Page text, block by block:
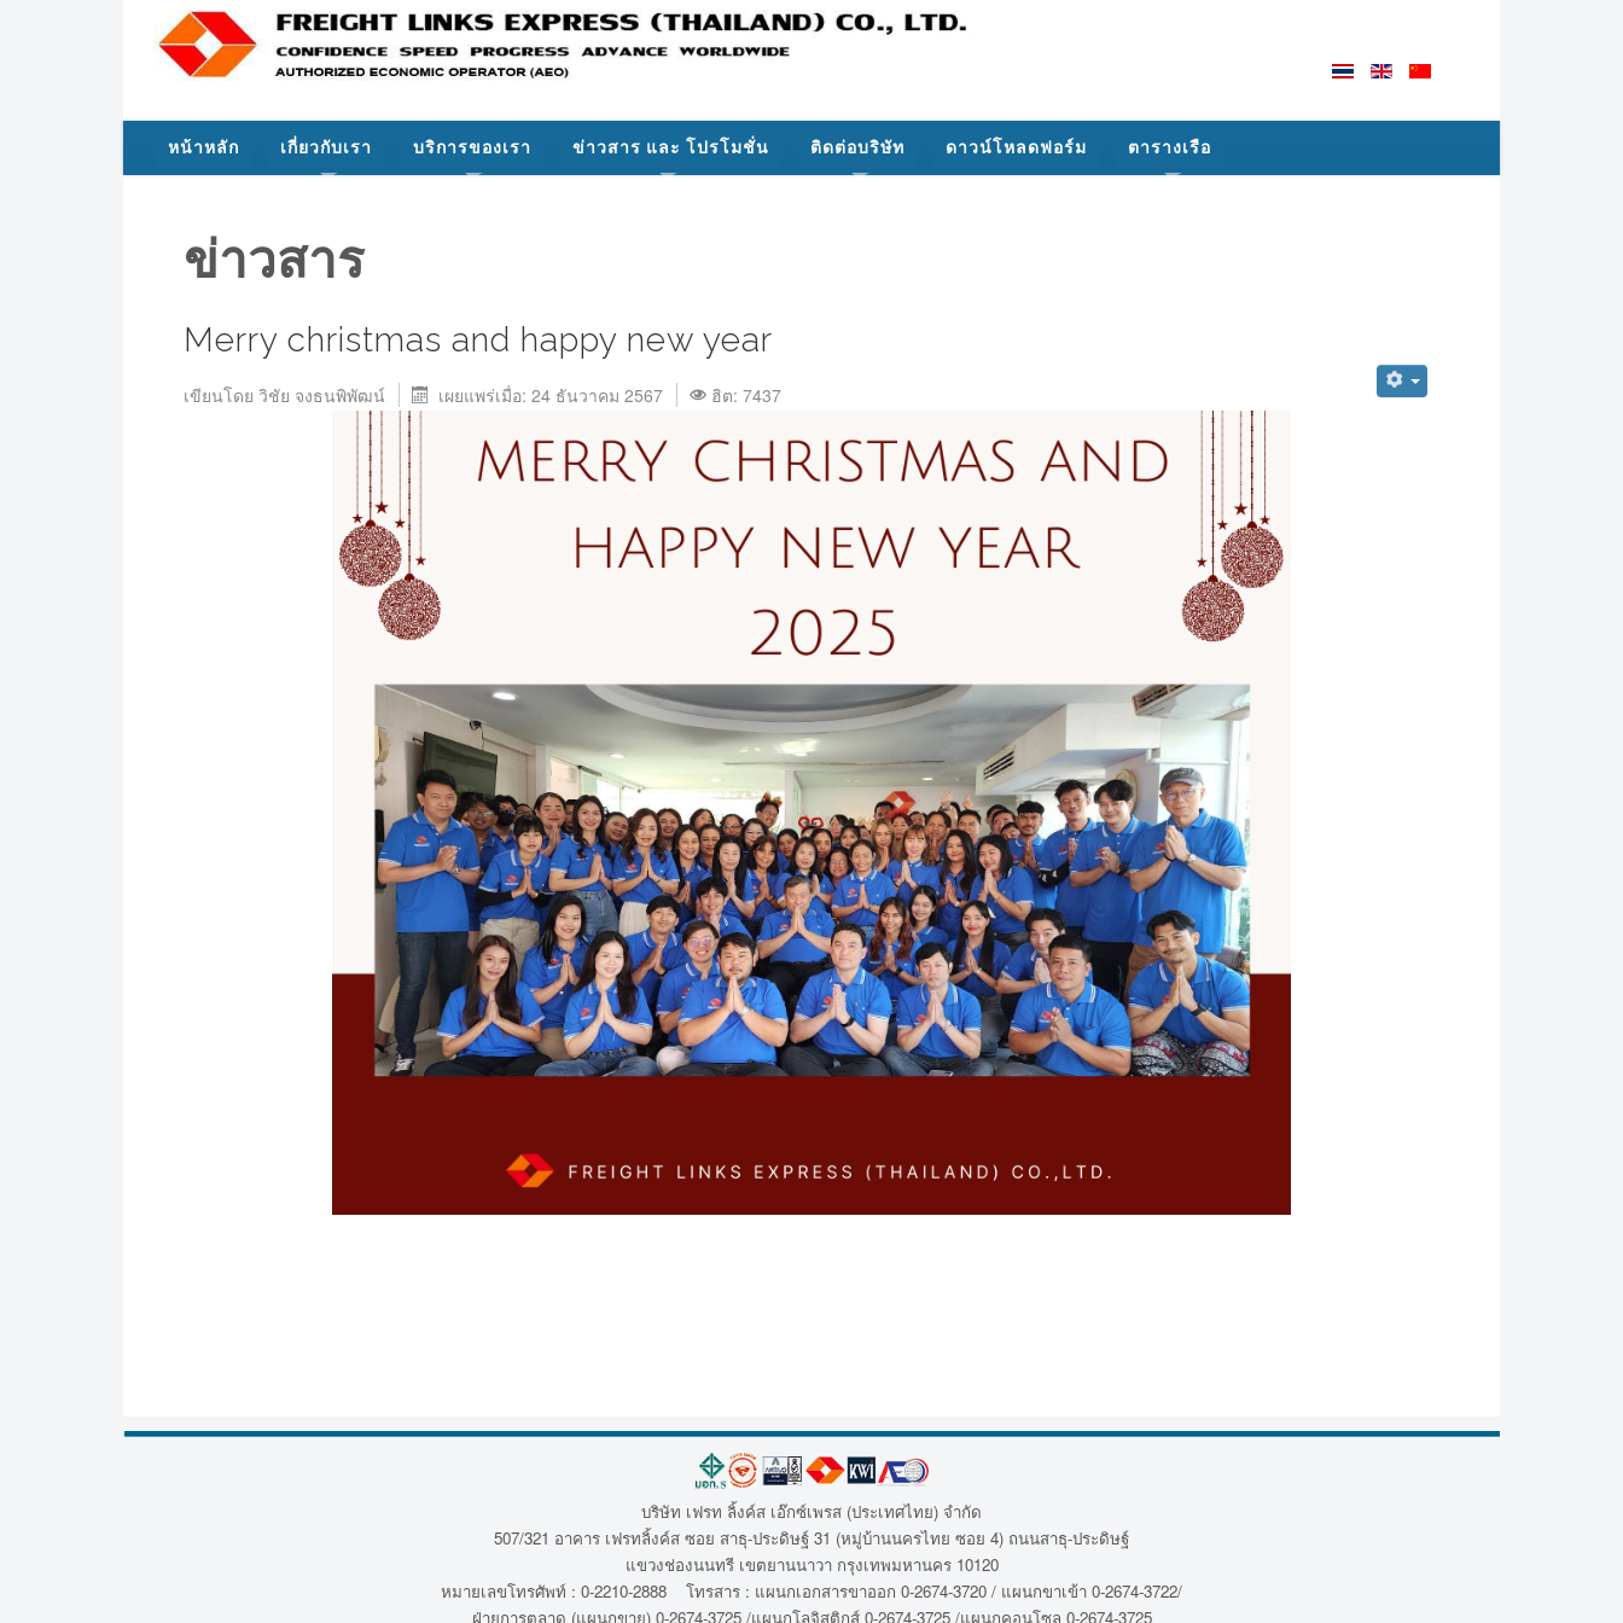
หน้าหลัก เกี่ยวกับเรา บริการของเรา ข่าวสาร และ โปรโมชั่น ติดต่อบริษัท ดาวน์โหลดฟอร์ม ตารางเรือ
ข่าวสาร
Merry christmas and happy new year
เขียนโดย วิชัย จงธนพิพัฒน์ เผยแพร่เมื่อ: 24 ธันวาคม 2567 ฮิต: 7437
บริษัท เฟรท ลิ้งค์ส เอ๊กซ์เพรส (ประเทศไทย) จำกัด
507/321 อาคาร เฟรทลิ้งค์ส ซอย สาธุ-ประดิษฐ์ 31 (หมู่บ้านนครไทย ซอย 4) ถนนสาธุ-ประดิษฐ์
แขวงช่องนนทรี เขตยานนาวา กรุงเทพมหานคร 10120
หมายเลขโทรศัพท์ : 0-2210-2888 โทรสาร : แผนกเอกสารขาออก 0-2674-3720 / แผนกขาเข้า 0-2674-3722/
ฝ่ายการตลาด (แผนกขาย) 0-2674-3725 /แผนกโลจิสติกส์ 0-2674-3725 /แผนกคอนโซล 0-2674-3725